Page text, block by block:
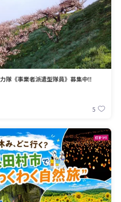
隊《事業者派遣型隊員》募集中‼︎
5